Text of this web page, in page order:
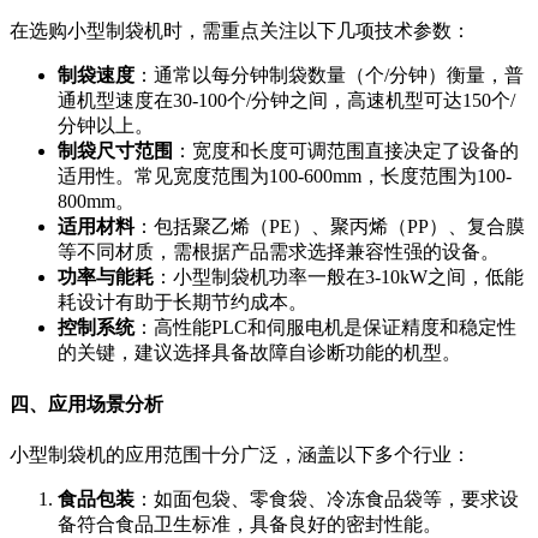
在选购小型制袋机时，需重点关注以下几项技术参数：
制袋速度 ：通常以每分钟制袋数量（个/分钟）衡量，普
通机型速度在30-100个/分钟之间，高速机型可达150个/
分钟以上。
制袋尺寸范围 ：宽度和长度可调范围直接决定了设备的
适用性。常见宽度范围为100-600mm，长度范围为100-
800mm。
适用材料：包括聚乙烯（PE）、聚丙烯（PP）、复合膜
等不同材质，需根据产品需求选择兼容性强的设备。
功率与能耗 ：小型制袋机功率一般在3-10kW之间，低能
耗设计有助于长期节约成本。
控制系统：高性能PLC和伺服电机是保证精度和稳定性
的关键，建议选择具备故障自诊断功能的机型。
四、应用场景分析
小型制袋机的应用范围十分广泛，涵盖以下多个行业：
食品包装 ：如面包袋、零食袋、冷冻食品袋等，要求设
备符合食品卫生标准，具备良好的密封性能。